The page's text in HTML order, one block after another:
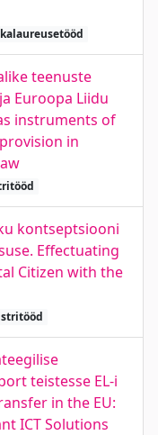
teenuste
Euroopa Liidu
instruments of
in
kontseptsiooni
Effectuating
Citizen with the
teistesse EL-i
in the EU:
ICT Solutions